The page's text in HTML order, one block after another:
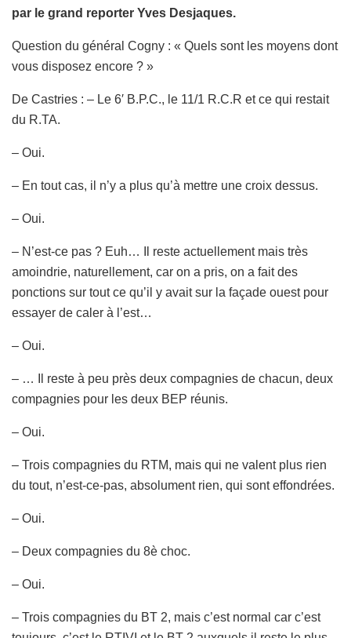
par le grand reporter Yves Desjaques.
Question du général Cogny : « Quels sont les moyens dont
vous disposez encore ? »
De Castries : – Le 6′ B.P.C., le 11/1 R.C.R et ce qui restait
du R.TA.
– Oui.
– En tout cas, il n’y a plus qu’à mettre une croix dessus.
– Oui.
– N’est-ce pas ? Euh… Il reste actuellement mais très
amoindrie, naturellement, car on a pris, on a fait des
ponctions sur tout ce qu’il y avait sur la façade ouest pour
essayer de caler à l’est…
– Oui.
– … Il reste à peu près deux compagnies de chacun, deux
compagnies pour les deux BEP réunis.
– Oui.
– Trois compagnies du RTM, mais qui ne valent plus rien
du tout, n’est-ce-pas, absolument rien, qui sont effondrées.
– Oui.
– Deux compagnies du 8è choc.
– Oui.
– Trois compagnies du BT 2, mais c’est normal car c’est